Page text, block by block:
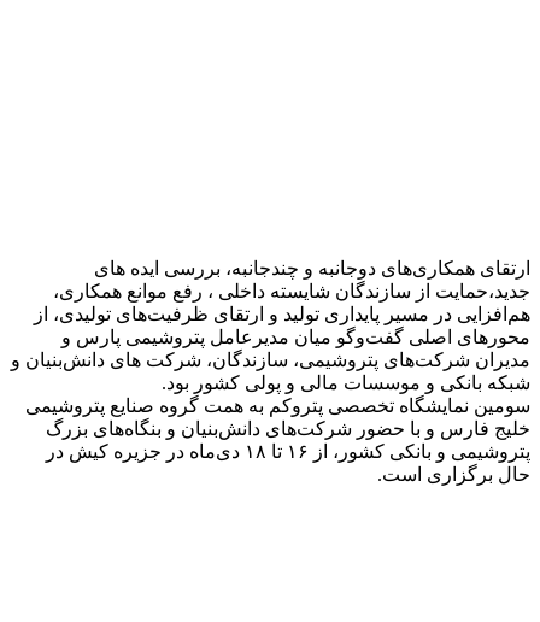
ارتقای همکاری‌های دوجانبه و چندجانبه، بررسی ایده های
جدید،حمایت از سازندگان شایسته داخلی ، رفع موانع همکاری،
هم‌افزایی در مسیر پایداری تولید و ارتقای ظرفیت‌های تولیدی، از
محورهای اصلی گفت‌وگو میان مدیرعامل پتروشیمی پارس و
مدیران شرکت‌های پتروشیمی، سازندگان، شرکت های دانش‌بنیان و
شبکه بانکی و موسسات مالی و پولی کشور بود.
سومین نمایشگاه تخصصی پتروکم به همت گروه صنایع پتروشیمی
خلیج فارس و با حضور شرکت‌های دانش‌بنیان و بنگاه‌های بزرگ
پتروشیمی و بانکی کشور، از ۱۶ تا ۱۸ دی‌ماه در جزیره کیش در
حال برگزاری است.